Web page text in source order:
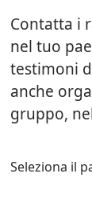
Contatta i
nel tuo
testimoni
anche
gruppo,
Seleziona il